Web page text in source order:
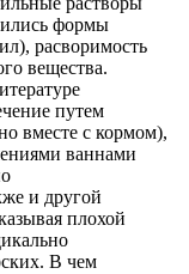
формы
расворимость
вещества.
путем
вместе с кормом),
ваннами
и другой
плохой
В чем